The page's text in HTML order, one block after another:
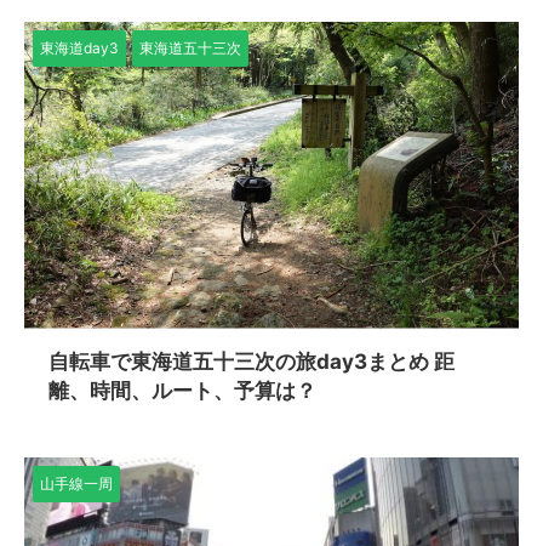
東海道day3 東海道五十三次
自転車で東海道五十三次の旅day3まとめ 距
離、時間、ルート、予算は？
山手線一周